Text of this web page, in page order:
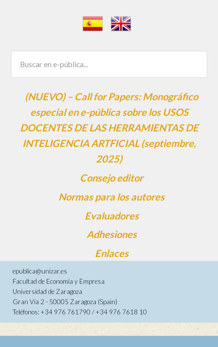
(NUEVO) – Call for Papers: Monográfico
especial en e-pública sobre los USOS
DOCENTES DE LAS HERRAMIENTAS DE
INTELIGENCIA ARTFICIAL (septiembre,
2025)
Consejo editor
Normas para los autores
Evaluadores
Adhesiones
Enlaces
epublica@unizar.es
Facultad de Economía y Empresa
Universidad de Zaragoza
Gran Vía 2 - 50005 Zaragoza (Spain)
Teléfonos: +34 976 761790 / +34 976 7618 10